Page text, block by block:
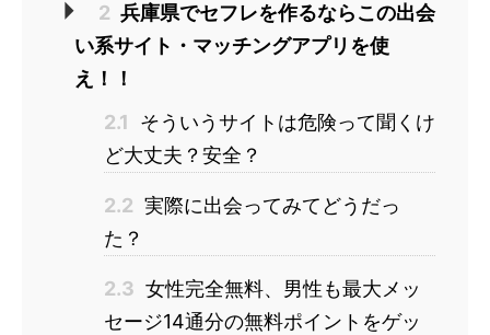
2 兵庫県でセフレを作るならこの出会
い系サイト・マッチングアプリを使
え！！
2.1
そういうサイトは危険って聞くけ
ど大丈夫？安全？
2.2 実際に出会ってみてどうだっ
た？
2.3 女性完全無料、男性も最大メッ
セージ14通分の無料ポイントをゲッ